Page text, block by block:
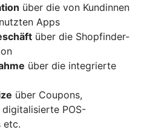
über die von Kundinnen
Apps
über die Shopfinder-
über die integrierte
über Coupons,
POS-
etc.